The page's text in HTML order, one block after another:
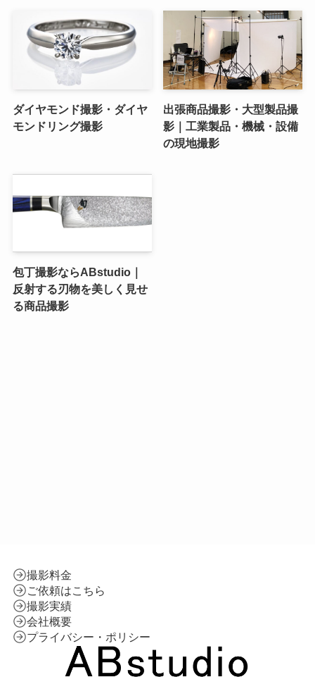
ダイヤモンド撮影・ダイヤ
モンドリング撮影
出張商品撮影・大型製品撮
影｜工業製品・機械・設備
の現地撮影
包丁撮影ならABstudio｜
反射する刃物を美しく見せ
る商品撮影
撮影料金
ご依頼はこちら
撮影実績
会社概要
プライバシー・ポリシー